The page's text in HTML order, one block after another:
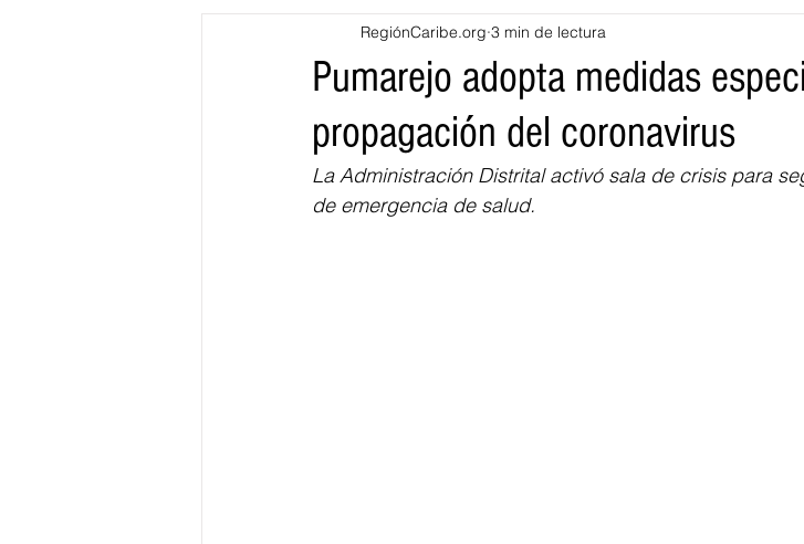
Atlántico La Guajira Cesar
Bloggeros Hermanos Mayores Economía RAP
Educación BID BIENESTAR
Pumarejo adopta medidas
propagación del coronavirus
RegiónCaribe.org 3 min de lectura
La Administración Distrital activó sala de crisis para
de emergencia de salud.